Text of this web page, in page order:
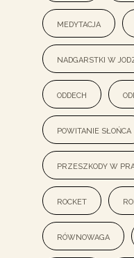
medytacja
nadgarstki w
oddech
powitanie słońca
przeszkody w
rocket
równowaga